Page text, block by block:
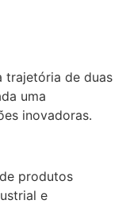
trajetória de duas
uma
inovadoras.
produtos
e